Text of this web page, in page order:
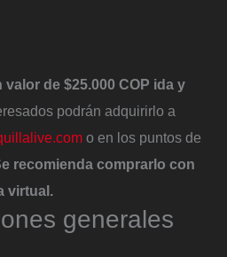
de $25.000 COP ida y
podrán adquirirlo a
o en los puntos de
recomienda comprarlo con
virtual.
generales